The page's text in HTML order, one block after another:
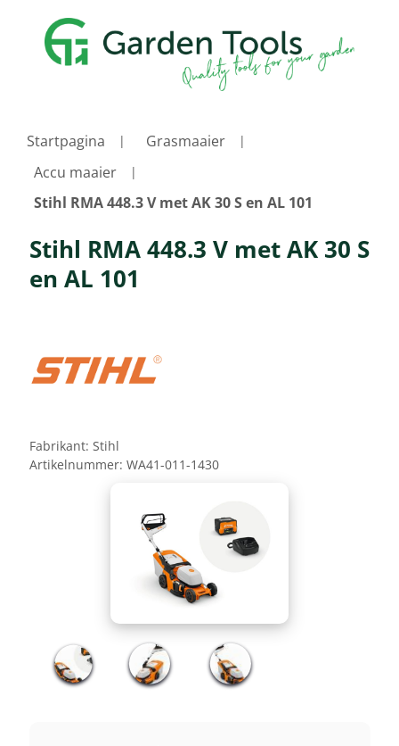
Startpagina
Grasmaaier
Accu maaier
Stihl RMA 448.3 V met AK 30 S en AL 101
Stihl RMA 448.3 V met AK 30 S
en AL 101
Fabrikant: Stihl
Artikelnummer: WA41-011-1430